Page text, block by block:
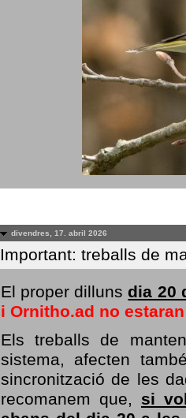
divendres, 17. abril 2026
Important: treballs de
El proper dilluns dia 20
i Ornitho.ad no
Els treballs de
sistema, afecten
sincronització de les
recomanem que, si